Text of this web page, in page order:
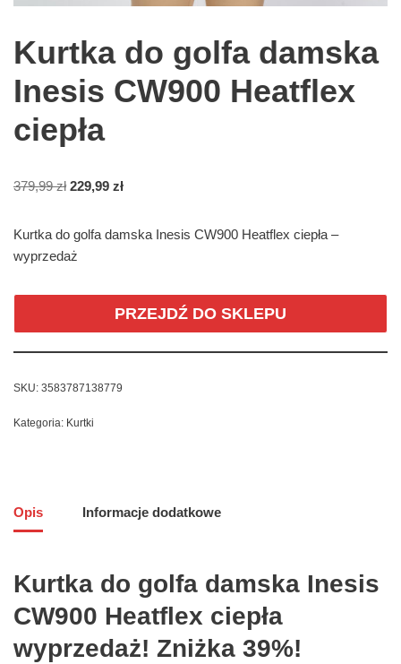
Kurtka do golfa damska
Inesis CW900 Heatflex
ciepła
379,99zł 229,99 zł
Kurtka do golfa damska Inesis CW900 Heatflex ciepła –
wyprzedaż
PRZEJDŹ DO SKLEPU
SKU: 3583787138779
Kategoria: Kurtki
Opis Informacje dodatkowe
Kurtka do golfa damska Inesis
CW900 Heatflex ciepła
wyprzedaż! Zniżka 39%!